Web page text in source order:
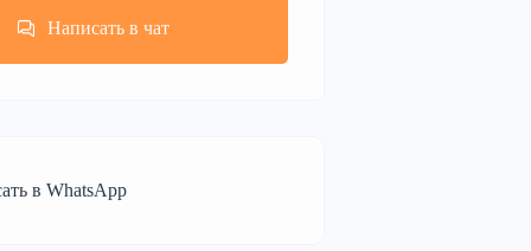
Написать в чат
в WhatsApp